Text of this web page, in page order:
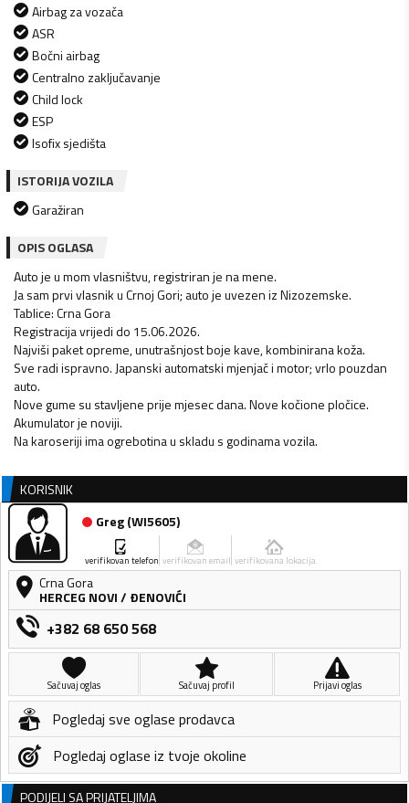
Airbag za vozača
ASR
Bočni airbag
Centralno zaključavanje
Child lock
ESP
Isofix sjedišta
ISTORIJA VOZILA
Garažiran
OPIS OGLASA
Auto je u mom vlasništvu, registriran je na mene.
Ja sam prvi vlasnik u Crnoj Gori; auto je uvezen iz Nizozemske.
Tablice: Crna Gora
Registracija vrijedi do 15.06.2026.
Najviši paket opreme, unutrašnjost boje kave, kombinirana koža.
Sve radi ispravno. Japanski automatski mjenjač i motor; vrlo pouzdan
auto.
Nove gume su stavljene prije mjesec dana. Nove kočione pločice.
Akumulator je noviji.
Na karoseriji ima ogrebotina u skladu s godinama vozila.
KORISNIK
Greg(WI5605)
verifikovan telefon verifikovan email verifikovana lokacija
Crna Gora
HERCEG NOVI/ ÐENOVIĆI
+382 68 650 568
Sačuvaj oglas Sačuvaj profil Prijavi oglas
Pogledaj sve oglase prodavca
Pogledaj oglase iz tvoje okoline
PODIJELI SA PRIJATELJIMA